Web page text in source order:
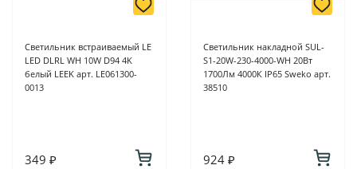
Светильник встраиваемый LE
LED DLRL WH 10W D94 4K
белый LEEK арт. LE061300-
0013
349 ₽
Светильник накладной SUL-
S1-20W-230-4000-WH 20Вт
1700Лм 4000К IP65 Sweko арт.
38510
924 ₽